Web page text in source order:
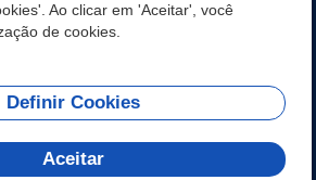
Ao clicar em 'Aceitar', você
de cookies.
Definir Cookies
Aceitar